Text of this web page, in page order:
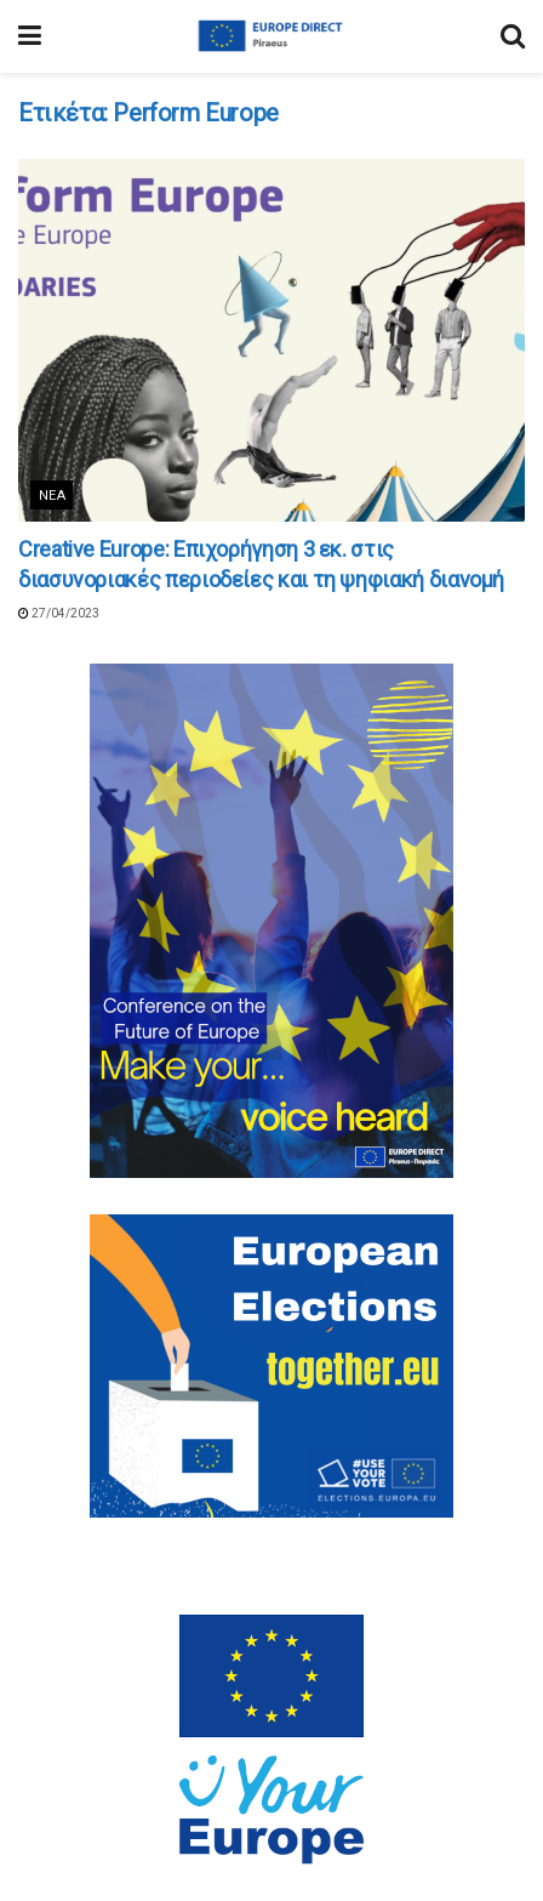
Ετικέτα: Perform Europe
ΝΈΑ
Creative Europe: Επιχορήγηση 3 εκ. στις
διασυνοριακές περιοδείες και τη ψηφιακή διανομή
27/04/2023